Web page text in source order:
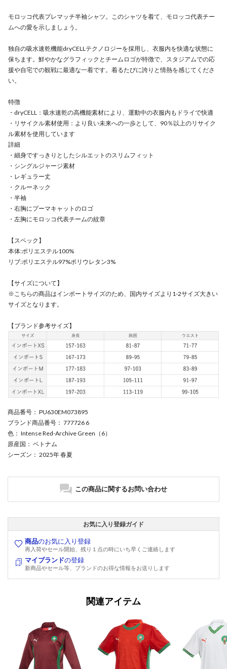
モロッコ代表プレマッチ半袖シャツ。このシャツを着て、モロッコ代表チー
ムへの愛を示しましょう。
独自の吸水速乾機能dryCELLテクノロジーを採用し、衣服内を快適な状態に
保ちます。鮮やかなグラフィックとチームロゴが特徴で、スタジアムでの応
援や自宅での観戦に最適な一着です。着るたびに誇りと情熱を感じてくださ
い。
特徴
・dryCELL：吸水速乾の高機能素材により、運動中の衣服内もドライで快適
・リサイクル素材使用：より良い未来への一歩として、90％以上のリサイク
ル素材を使用しています
詳細
・細身ですっきりとしたシルエットのスリムフィット
・シングルジャージ素材
・レギュラー丈
・クルーネック
・半袖
・右胸にプーマキャットのロゴ
・左胸にモロッコ代表チームの紋章
【スペック】
本体:ポリエステル100%
リブ:ポリエステル97%ポリウレタン3%
【サイズについて】
※こちらの商品はインポートサイズのため、国内サイズより1-2サイズ大きい
サイズとなります。
【ブランド参考サイズ】
商品番号 ： PU630EM073895
ブランド商品番号 ： 777726 6
色 ： Intense Red-Archive Green（6）
原産国 ： ベトナム
シーズン ： 2025年 春夏
この商品に関するお問い合わせ
お気に入り登録ガイド
商品のお気に入り登録
再入荷やセール開始、残り１点の時にいち早くご連絡します
マイブランドの登録
新商品やセール等、ブランドのお得な情報をお送りします
関連アイテム